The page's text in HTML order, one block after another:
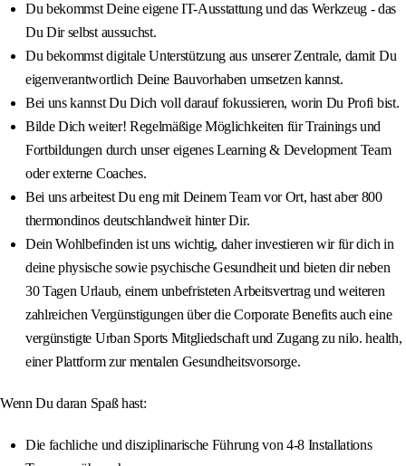
Du bekommst Deine eigene IT-Ausstattung und das Werkzeug - das
Du Dir selbst aussuchst.
Du bekommst digitale Unterstützung aus unserer Zentrale, damit Du
eigenverantwortlich Deine Bauvorhaben umsetzen kannst.
Bei uns kannst Du Dich voll darauf fokussieren, worin Du Profi bist.
Bilde Dich weiter! Regelmäßige Möglichkeiten für Trainings und
Fortbildungen durch unser eigenes Learning & Development Team
oder externe Coaches.
Bei uns arbeitest Du eng mit Deinem Team vor Ort, hast aber 800
thermondinos deutschlandweit hinter Dir.
Dein Wohlbefinden ist uns wichtig, daher investieren wir für dich in
deine physische sowie psychische Gesundheit und bieten dir neben
30 Tagen Urlaub, einem unbefristeten Arbeitsvertrag und weiteren
zahlreichen Vergünstigungen über die Corporate Benefits auch eine
vergünstigte Urban Sports Mitgliedschaft und Zugang zu nilo. health,
einer Plattform zur mentalen Gesundheitsvorsorge.
Wenn Du daran Spaß hast:
Die fachliche und disziplinarische Führung von 4-8 Installations